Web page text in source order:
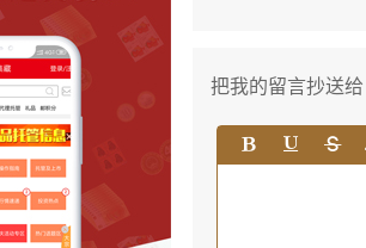
把我的留言抄送给